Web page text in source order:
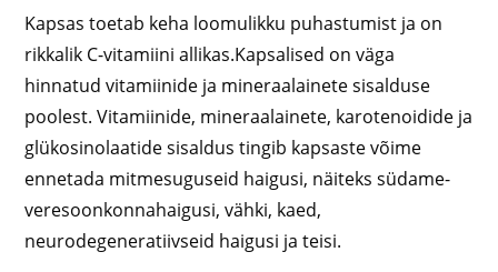
Kapsas toetab keha loomulikku puhastumist ja on
rikkalik C-vitamiini allikas.Kapsalised on väga
hinnatud vitamiinide ja mineraalainete sisalduse
poolest. Vitamiinide, mineraalainete, karotenoidide ja
glükosinolaatide sisaldus tingib kapsaste võime
ennetada mitmesuguseid haigusi, näiteks südame-
veresoonkonnahaigusi, vähki, kaed,
neurodegeneratiivseid haigusi ja teisi.